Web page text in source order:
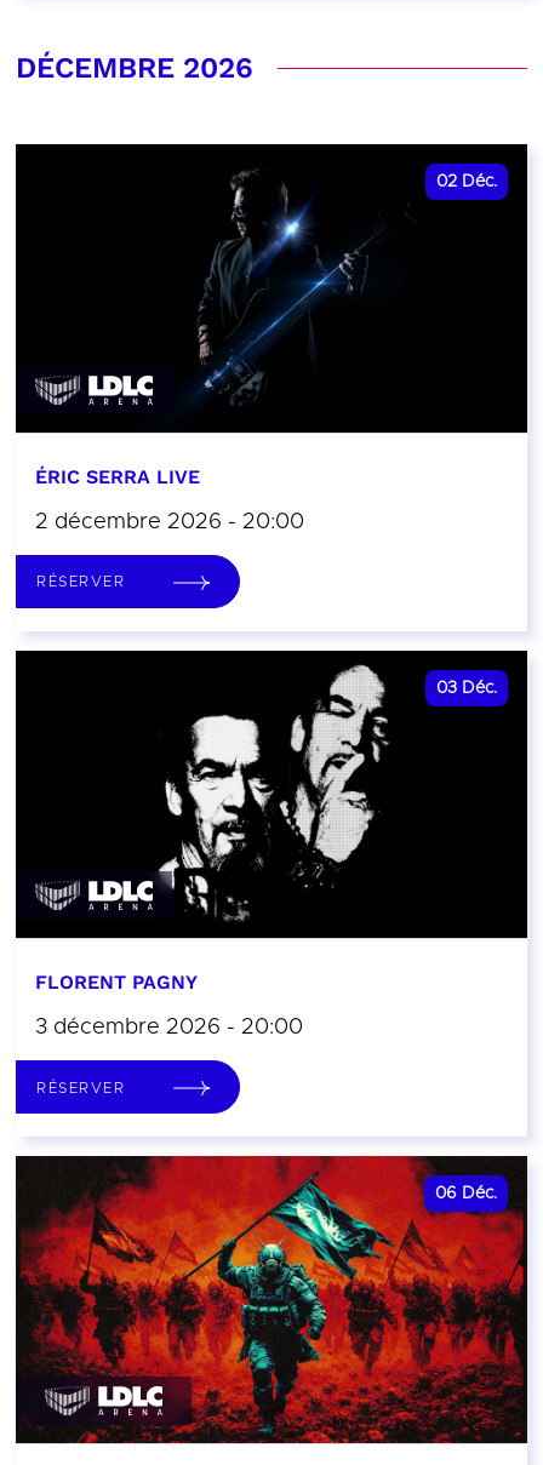
DÉCEMBRE 2026
02 Déc.
ÉRIC SERRA LIVE
2 décembre 2026 - 20:00
RÉSERVER
03 Déc.
FLORENT PAGNY
3 décembre 2026 - 20:00
RÉSERVER
06 Déc.